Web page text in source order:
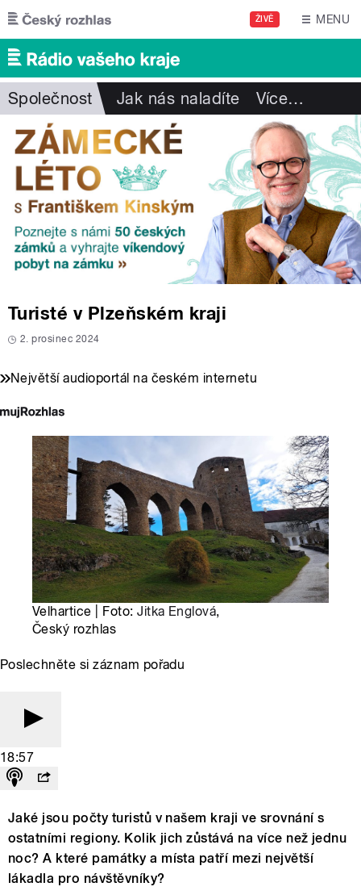
Přejít k hlavnímu obsahu
ŽIVĚ MENU
Společnost Jak nás naladíte Více…
Turisté v Plzeňském kraji
2. prosinec 2024
Největší audioportál na českém internetu
Velhartice | Foto:Jitka Englová,
Český rozhlas
Poslechněte si záznam pořadu
18:57
Jaké jsou počty turistů v našem kraji ve srovnání s
ostatními regiony. Kolik jich zůstává na více než jednu
noc? A které památky a místa patří mezi největší
lákadla pro návštěvníky?